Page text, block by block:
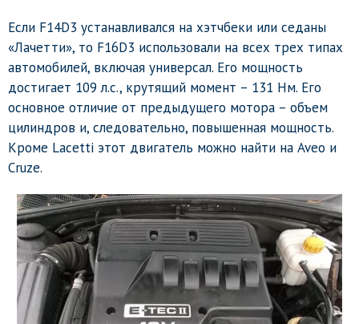
Если F14D3 устанавливался на хэтчбеки или седаны
«Лачетти», то F16D3 использовали на всех трех типах
автомобилей, включая универсал. Его мощность
достигает 109 л.с., крутящий момент – 131 Нм. Его
основное отличие от предыдущего мотора – объем
цилиндров и, следовательно, повышенная мощность.
Кроме Lacetti этот двигатель можно найти на Aveo и
Cruze.